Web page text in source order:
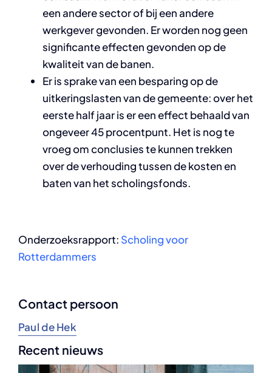
een andere sector of bij een andere
werkgever gevonden. Er worden nog geen
significante effecten gevonden op de
kwaliteit van de banen.
Er is sprake van een besparing op de
uitkeringslasten van de gemeente: over het
eerste half jaar is er een effect behaald van
ongeveer 45 procentpunt. Het is nog te
vroeg om conclusies te kunnen trekken
over de verhouding tussen de kosten en
baten van het scholingsfonds.
Onderzoeksrapport: Scholing voor
Rotterdammers
Contact persoon
Paul de Hek
Recent nieuws